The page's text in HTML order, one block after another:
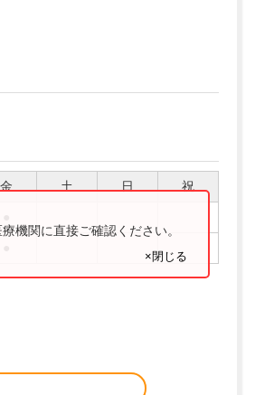
金 土 日 祝
機関に直接ご確認ください。
×閉じる